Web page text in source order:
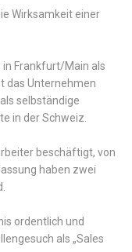
Wirksamkeit einer
in Frankfurt/Main als
das Unternehmen
selbständige
in der Schweiz.
beschäftigt, von
haben zwei
ordentlich und
als „Sales